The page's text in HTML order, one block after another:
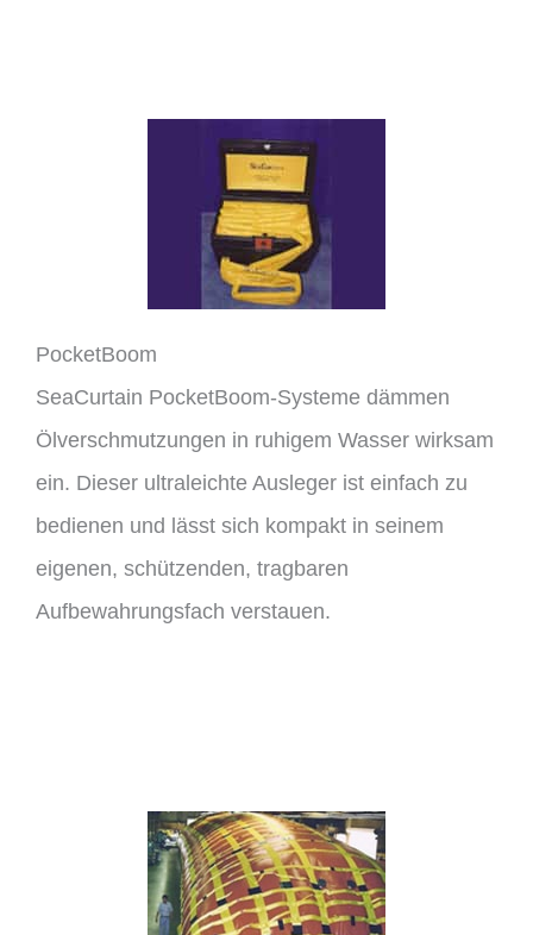
PocketBoom
SeaCurtain PocketBoom-Systeme dämmen
Ölverschmutzungen in ruhigem Wasser wirksam
ein. Dieser ultraleichte Ausleger ist einfach zu
bedienen und lässt sich kompakt in seinem
eigenen, schützenden, tragbaren
Aufbewahrungsfach verstauen.